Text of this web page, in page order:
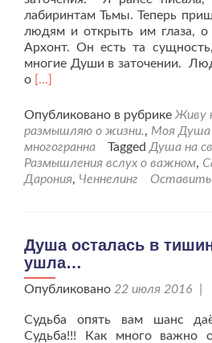
лабиринтам Тьмы. Теперь
людям и открыть им глаза, о
Архонт. Он есть та
многие Души в заточении.
о Читать
проОсвобождение
Души
и
спасение
её
[…]
Опубликовано в рубрике Живу
размышляю о жизни., Моя Душа
многогранна
TaggedДуша на
Размышления вслух о важном,
Дарония, Ченнелинг
Душа осталась в
ушла…
Опубликовано 22 июля 2016 |
Судьба опять вам шанс
Судьба!!! Как много важно